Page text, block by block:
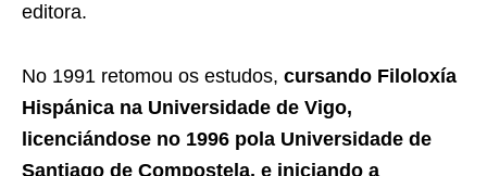
editora.​
No 1991 retomou os estudos, cursando Filoloxía
Hispánica na Universidade de Vigo,
licenciándose no 1996 pola Universidade de
Santiago de Compostela, e iniciando a